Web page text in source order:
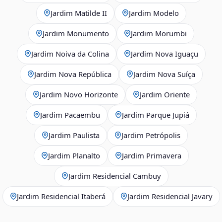
Jardim Matilde II Jardim Modelo
Jardim Monumento Jardim Morumbi
Jardim Noiva da Colina Jardim Nova Iguaçu
Jardim Nova República Jardim Nova Suíça
Jardim Novo Horizonte Jardim Oriente
Jardim Pacaembu Jardim Parque Jupiá
Jardim Paulista Jardim Petrópolis
Jardim Planalto Jardim Primavera
Jardim Residencial Cambuy
Jardim Residencial Itaberá Jardim Residencial Javary